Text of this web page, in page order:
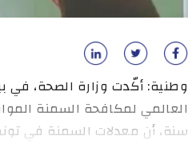
وطنية: أكّدت وزارة الصحة، في
سنة، أن معدلات السمنة في